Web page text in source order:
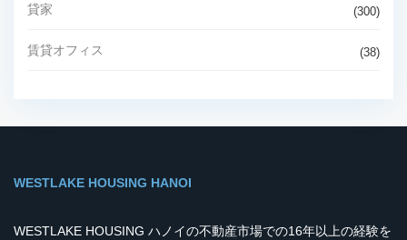
貸家 (300)
賃貸オフィス (38)
WESTLAKE HOUSING HANOI
WESTLAKE HOUSING ハノイの不動産市場での16年以上の経験を